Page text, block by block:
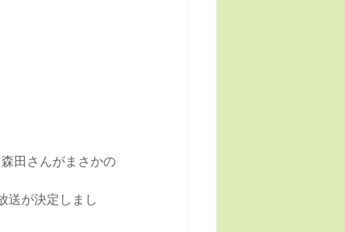
田さんがまさかの
送が決定しまし